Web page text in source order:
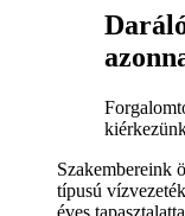
Szakembereink
típusú